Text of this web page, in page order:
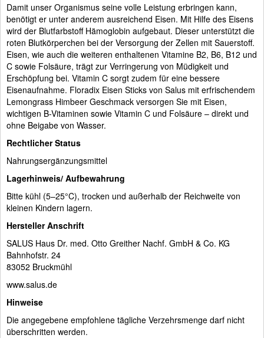
Damit unser Organismus seine volle Leistung erbringen kann,
benötigt er unter anderem ausreichend Eisen. Mit Hilfe des Eisens
wird der Blutfarbstoff Hämoglobin aufgebaut. Dieser unterstützt die
roten Blutkörperchen bei der Versorgung der Zellen mit Sauerstoff.
Eisen, wie auch die weiteren enthaltenen Vitamine B2, B6, B12 und
C sowie Folsäure, trägt zur Verringerung von Müdigkeit und
Erschöpfung bei. Vitamin C sorgt zudem für eine bessere
Eisenaufnahme. Floradix Eisen Sticks von Salus mit erfrischendem
Lemongrass Himbeer Geschmack versorgen Sie mit Eisen,
wichtigen B-Vitaminen sowie Vitamin C und Folsäure – direkt und
ohne Beigabe von Wasser.
Rechtlicher Status
Nahrungsergänzungsmittel
Lagerhinweis/ Aufbewahrung
Bitte kühl (5–25°C), trocken und außerhalb der Reichweite von
kleinen Kindern lagern.
Hersteller Anschrift
SALUS Haus Dr. med. Otto Greither Nachf. GmbH & Co. KG
Bahnhofstr. 24
83052 Bruckmühl
www.salus.de
Hinweise
Die angegebene empfohlene tägliche Verzehrsmenge darf nicht
überschritten werden.